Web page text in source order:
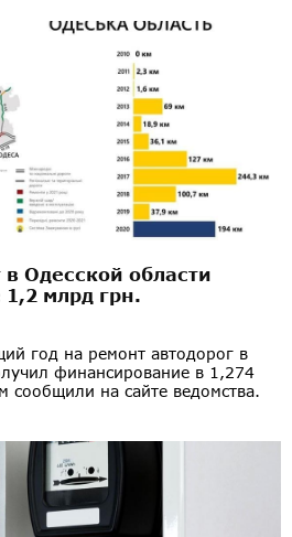
Одесской области
млрд грн.
год на ремонт автодорог в
финансирование в 1,274
сообщили на сайте ведомства.